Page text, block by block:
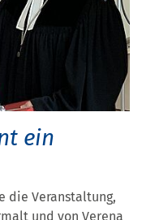
ein
die Veranstaltung,
und von Verena